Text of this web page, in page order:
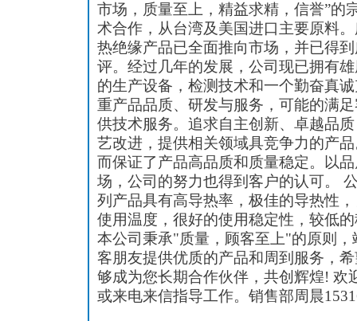
市场，质量至上，精益求精，信誉”的
术合作，从台湾及美国进口主要原料
热绝缘产品已全面推向市场，并已得
评。经过几年的发展，公司现已拥有
的生产设备，检测技术和一个勤奋真
重产品品质、研发与服务，可能的满
供技术服务。追求自主创新、卓越品
艺改进，提供相关领域具竞争力的产
而保证了产品高品质和质量稳定。以
场，公司的努力也得到客户的认可。
列产品具有高导热率，极佳的导热性
使用温度，很好的使用稳定性，较低
本公司秉承"质量，顾客至上"的原则
客朋友提供优质的产品和周到服务，
够成为您长期合作伙伴，共创辉煌! 欢
或来电来信指导工作。销售部周晨